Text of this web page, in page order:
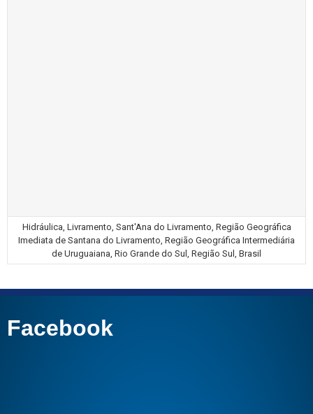
Hidráulica, Livramento, Sant'Ana do Livramento, Região Geográfica
Imediata de Santana do Livramento, Região Geográfica Intermediária
de Uruguaiana, Rio Grande do Sul, Região Sul, Brasil
Facebook